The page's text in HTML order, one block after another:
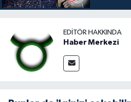
EDITÖR HAKKINDA
Haber Merkezi